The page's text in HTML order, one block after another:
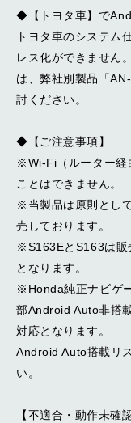
◆【トヨタ車】で
トヨタ車のシステム
レス化ができません
は、弊社別製品「
討ください。
◆【ご注意事項】
※Wi-Fi（ルーター経
ことはできません。
※当製品は原則とし
売しております。
※S163EとS163は販
となります。
※Honda純正ナビゲ
部Android Auto非搭
対応とな
Android Auto搭載リ
い
【不適合・動作未確